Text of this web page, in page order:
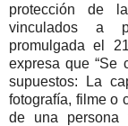
protección de
vinculados a
promulgada el
expresa que “Se
supuestos: La
fotografía, filme o
de una persona